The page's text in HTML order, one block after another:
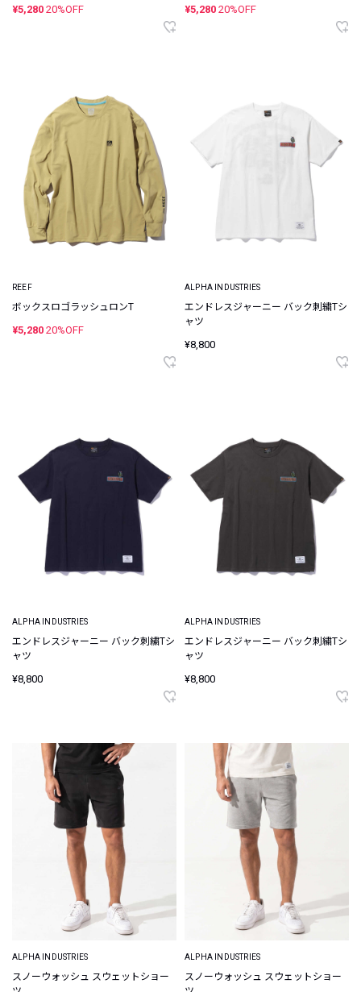
¥5,280 20%OFF ¥5,280 20%OFF
REEF
ボックスロゴラッシュロンT
¥5,280 20%OFF
ALPHA INDUSTRIES
エンドレスジャーニー バック刺繍Tシ
ャツ
¥8,800
ALPHA INDUSTRIES
エンドレスジャーニー バック刺繍Tシ
ャツ
¥8,800
ALPHA INDUSTRIES
エンドレスジャーニー バック刺繍Tシ
ャツ
¥8,800
ALPHA INDUSTRIES
スノーウォッシュ スウェットショー
ALPHA INDUSTRIES
スノーウォッシュ スウェットショー